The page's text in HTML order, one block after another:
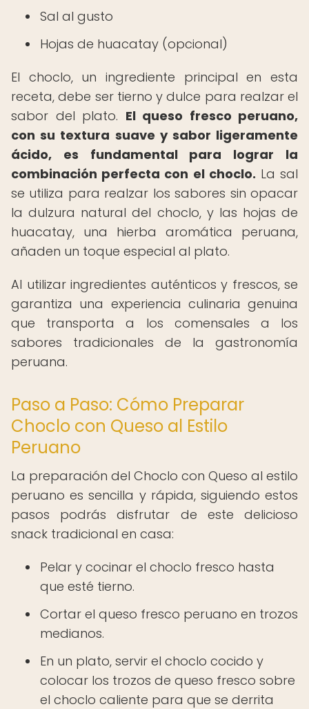
Sal al gusto
Hojas de huacatay (opcional)
El choclo, un ingrediente principal en esta
receta, debe ser tierno y dulce para realzar el
sabor del plato. El queso fresco peruano,
con su textura suave y sabor ligeramente
ácido, es fundamental para lograr la
combinación perfecta con el choclo. La sal
se utiliza para realzar los sabores sin opacar
la dulzura natural del choclo, y las hojas de
huacatay, una hierba aromática peruana,
añaden un toque especial al plato.
Al utilizar ingredientes auténticos y frescos, se
garantiza una experiencia culinaria genuina
que transporta a los comensales a los
sabores tradicionales de la gastronomía
peruana.
Paso a Paso: Cómo Preparar
Choclo con Queso al Estilo
Peruano
La preparación del Choclo con Queso al estilo
peruano es sencilla y rápida, siguiendo estos
pasos podrás disfrutar de este delicioso
snack tradicional en casa:
Pelar y cocinar el choclo fresco hasta
que esté tierno.
Cortar el queso fresco peruano en trozos
medianos.
En un plato, servir el choclo cocido y
colocar los trozos de queso fresco sobre
el choclo caliente para que se derrita